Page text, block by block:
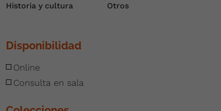
Historia y cultura Otros
Disponibilidad
Online
Consulta en sala